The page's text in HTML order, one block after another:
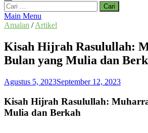
Cari
untuk:
Main Menu
Amalan /Artikel
Kisah Hijrah Rasulullah:
Bulan yang Mulia dan
Agustus 5, 2023September 12, 2023
Kisah Hijrah Rasulullah:
Mulia dan Berkah